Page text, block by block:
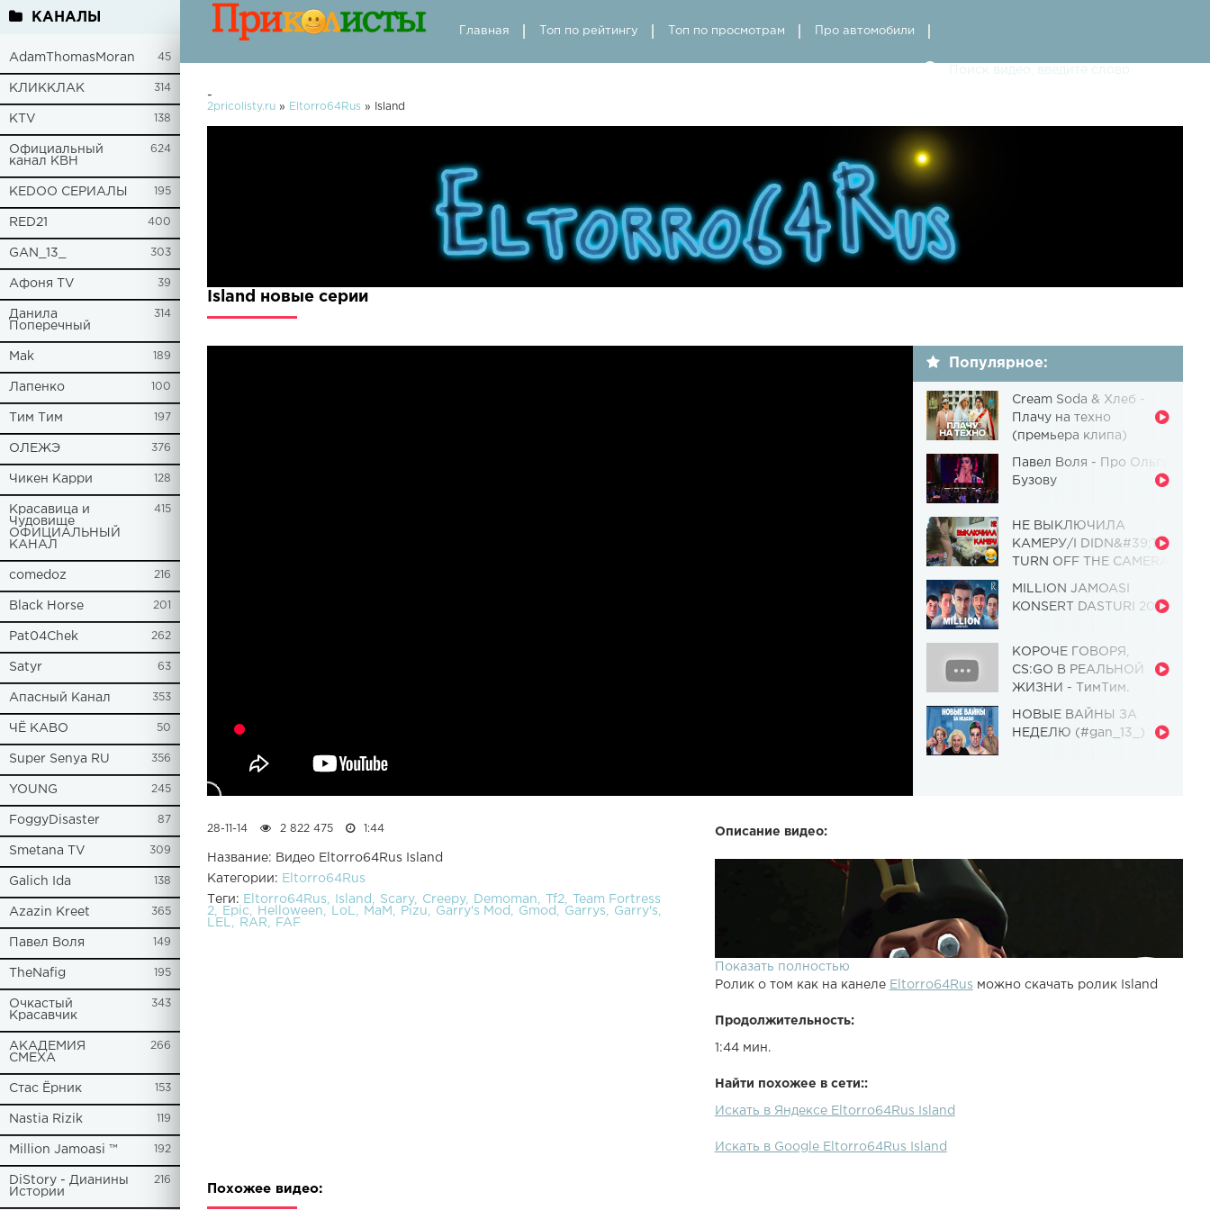
КАНАЛЫ
AdamThomasMoran 45
КЛИККЛАК 314
KTV 138
Официальный
канал КВН
624
KEDOO СЕРИАЛЫ 195
RED21 400
GAN_13_ 303
Афоня TV 39
Данила
Поперечный
314
Mak 189
Лапенко 100
Tим Тим 197
ОЛЕЖЭ 376
Чикен Карри 128
Красавица и
Чудовище
ОФИЦИАЛЬНЫЙ
КАНАЛ
415
comedoz 216
Black Horse 201
Pat04Chek 262
Satyr 63
Апасный Канал 353
ЧЁ КАВО 50
Super Senya RU 356
YOUNG 245
FoggyDisaster 87
Smetana TV 309
Galich Ida 138
Azazin Kreet 365
Павел Воля 149
TheNafig 195
Очкастый
Красавчик
343
АКАДЕМИЯ
СМЕХА
266
Стас Ёрник 153
Nastia Rizik 119
Million Jamoasi ™ 192
DiStory - Дианины
Истории
216
Главная Топ по рейтингу Топ по просмотрам Про автомобили
-
2pricolisty.ru » Eltorro64Rus » Island
Island новые серии
Популярное:
Cream Soda & Хлеб -
Плачу на техно
(премьера клипа)
Павел Воля - Про Ольгу
Бузову
НЕ ВЫКЛЮЧИЛА
КАМЕРУ/I DIDN&#39;T
TURN OFF THE CAMERA
Чудовище] (Выпуск 110)
MILLION JAMOASI
KONSERT DASTURI 2019
КОРОЧЕ ГОВОРЯ,
CS:GO В РЕАЛЬНОЙ
ЖИЗНИ - ТимТим.
НОВЫЕ ВАЙНЫ ЗА
НЕДЕЛЮ (#gan_13_)
Описание видео:
Показать полностью
Ролик о том как на канеле Eltorro64Rus можно скачать ролик Island
Продолжительность:
1:44 мин.
Найти похожее в сети::
Искать в Яндексе Eltorro64Rus Island
Искать в Google Eltorro64Rus Island
28-11-14 2 822 475 1:44
Название: Видео Eltorro64Rus Island
Категории: Eltorro64Rus
Теги: Eltorro64Rus Island Scary Creepy Demoman Tf2
Team Fortress
2
Epic Helloween LoL MaM Pizu Garry's Mod Gmod Garrys
Garry's
LEL
RAR FAF
Похожее видео: